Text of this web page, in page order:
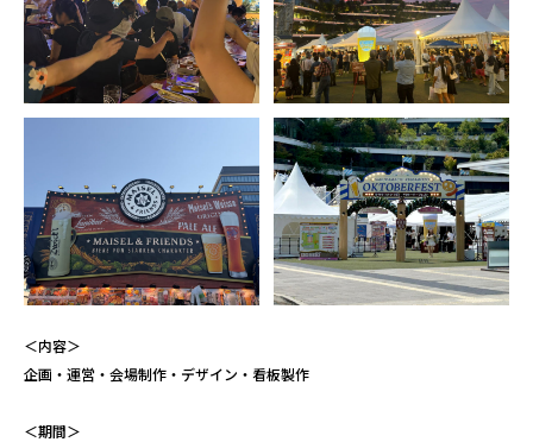
＜内容＞
企画・運営・会場制作・デザイン・看板製作
＜期間＞